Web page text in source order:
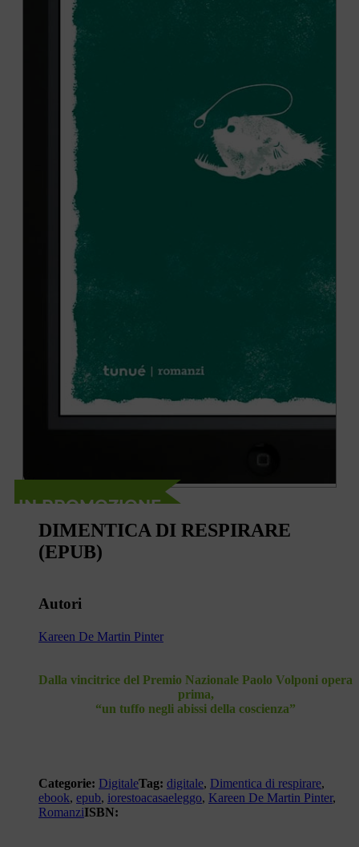
IN PROMOZIONE
DIMENTICA DI RESPIRARE
(EPUB)
Autori
Kareen De Martin Pinter
Dalla vincitrice del Premio Nazionale Paolo Volponi opera
prima,
“un tuffo negli abissi della coscienza”
Categorie: DigitaleTag: digitale, Dimentica di respirare,
ebook, epub, iorestoacasaeleggo, Kareen De Martin Pinter,
RomanziISBN: